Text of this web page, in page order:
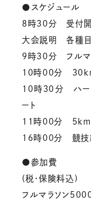
●スケジュール
8時30分 受付開
大会説明 各種目
9時30分 フルマ
10時00分 30km
10時30分 ハーフ
ート
11時00分 5km・
16時00分 競技
●参加費
(税・保険料込)
フルマラソン